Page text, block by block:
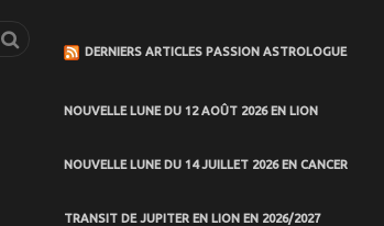
DERNIERS ARTICLES PASSION ASTROLOGUE
NOUVELLE LUNE DU 12 AOÛT 2026 EN LION
NOUVELLE LUNE DU 14 JUILLET 2026 EN CANCER
TRANSIT DE JUPITER EN LION EN 2026/2027